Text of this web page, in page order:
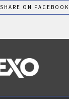
SHARE ON FACEBOOK